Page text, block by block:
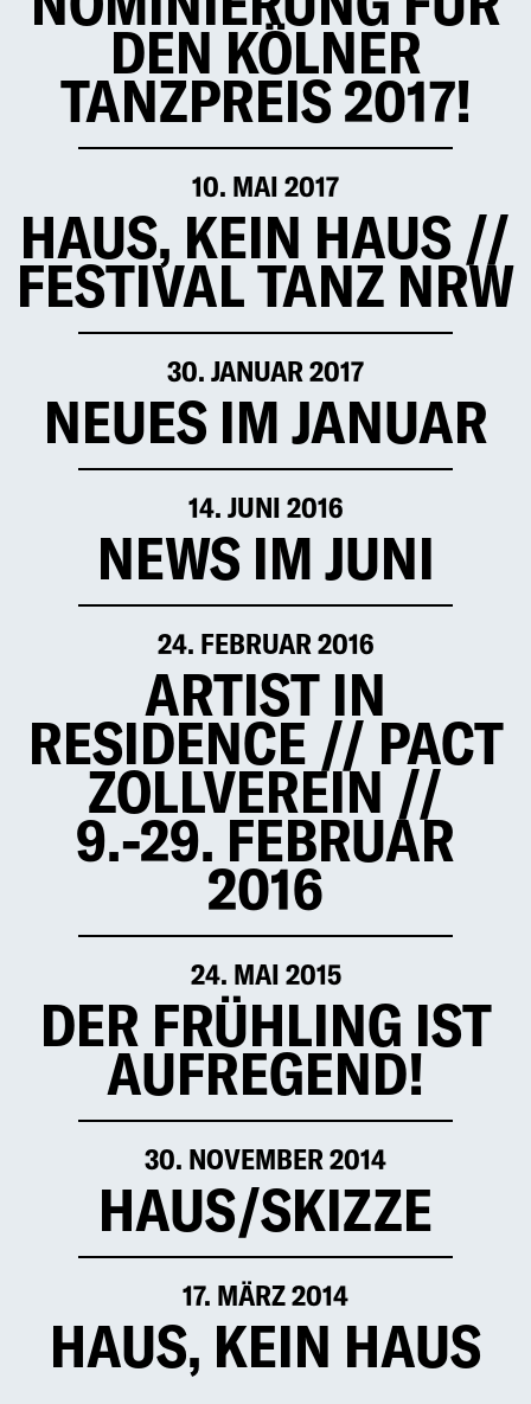
DEN KÖLNER
TANZPREIS 2017!
10. MAI 2017
HAUS, KEIN HAUS //
FESTIVAL TANZ NRW
30. JANUAR 2017
NEUES IM JANUAR
14. JUNI 2016
NEWS IM JUNI
24. FEBRUAR 2016
ARTIST IN
RESIDENCE // PACT
ZOLLVEREIN //
9.-29. FEBRUAR
2016
24. MAI 2015
DER FRÜHLING IST
AUFREGEND!
30. NOVEMBER 2014
HAUS/SKIZZE
17. MÄRZ 2014
HAUS, KEIN HAUS